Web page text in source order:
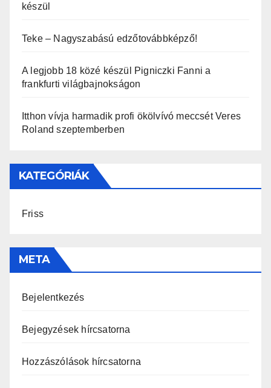
készül
Teke – Nagyszabású edzőtovábbképző!
A legjobb 18 közé készül Pigniczki Fanni a
frankfurti világbajnokságon
Itthon vívja harmadik profi ökölvívó meccsét Veres
Roland szeptemberben
KATEGÓRIÁK
Friss
META
Bejelentkezés
Bejegyzések hírcsatorna
Hozzászólások hírcsatorna